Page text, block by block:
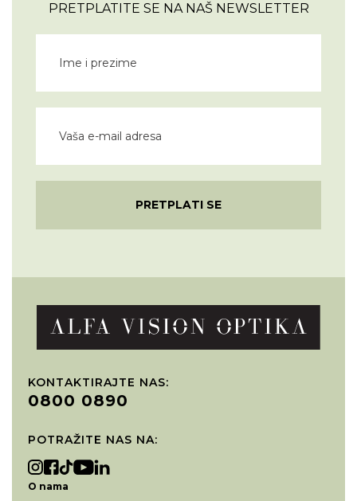
PRETPLATITE SE NA NAŠ NEWSLETTER
PRETPLATI SE
KONTAKTIRAJTE NAS:
0800 0890
POTRAŽITE NAS NA:
O nama